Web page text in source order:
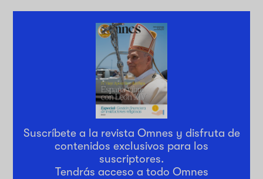
Suscríbete a la revista Omnes y disfruta de
contenidos exclusivos para los
suscriptores.
Tendrás acceso a todo Omnes